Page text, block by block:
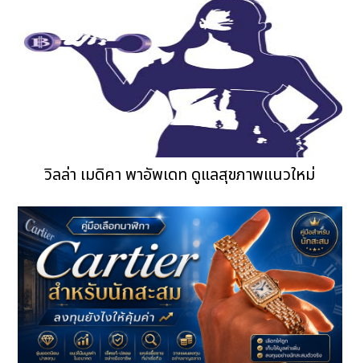
วิลล่า เมดิคา พาอัพเดท ดูแลสุขภาพแนวใหม่